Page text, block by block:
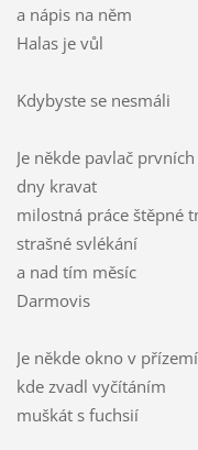
a nápis na něm
Halas je vůl
Kdybyste se nesmáli
Je někde pavlač
dny kravat
milostná práce štěpné
strašné svlékání
a nad tím měsíc
Darmovis
Je někde okno v přízemí
kde zvadl vyčítáním
muškát s fuchsií